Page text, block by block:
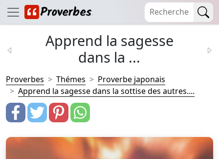
Apprend la sagesse
dans la ...
Proverbes Thémes
Proverbe japonais
Apprend la sagesse dans la sottise des autres....